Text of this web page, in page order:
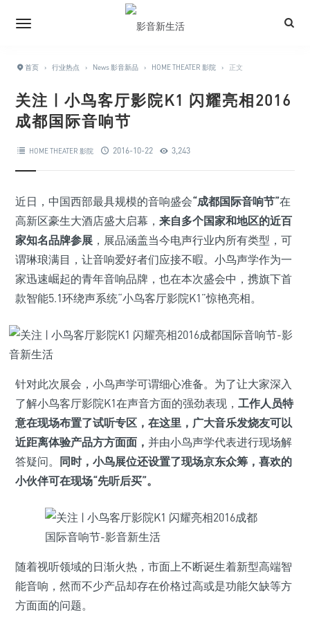
首页 › 行业热点 › News 影音新品 › HOME THEATER 影院 › 正文
关注 | 小鸟客厅影院K1 闪耀亮相2016
成都国际音响节
HOME THEATER 影院 2016-10-22 3,243
近日，中国西部最具规模的音响盛会“成都国际音响节”在
高新区豪生大酒店盛大启幕， 来自多个国家和地区的近百
家知名品牌参展 ，展品涵盖当今电声行业内所有类型，可
谓琳琅满目，让音响爱好者们应接不暇。小鸟声学作为一
家迅速崛起的青年音响品牌，也在本次盛会中，携旗下首
款智能5.1环绕声系统“小鸟客厅影院K1”惊艳亮相。
针对此次展会，小鸟声学可谓细心准备。为了让大家深入
了解小鸟客厅影院K1在声音方面的强劲表现， 工作人员特
意在现场布置了试听专区，在这里，广大音乐发烧友可以
近距离体验产品方方面面， 并由小鸟声学代表进行现场解
答疑问。
同时，小鸟展位还设置了现场京东众筹，喜欢的
小伙伴可在现场“先听后买”。
随着视听领域的日渐火热，市面上不断诞生着新型高端智
能音响，然而不少产品却存在价格过高或是功能欠缺等方
方面面的问题。